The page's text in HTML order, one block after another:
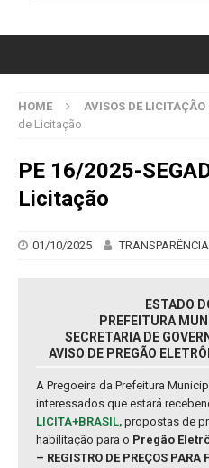
HOME AVISOS DE LICITAÇÃO
de Licitação
PE 16/2025-
Licitação
01/10/2025
ESTADO
PREFEITURA
SECRETARIA DE
AVISO DE PREGÃO
A Pregoeira da Prefeitura
interessados que estará
LICITA+BRASIL, propostas de
habilitação para o Pregão
– REGISTRO DE PREÇOS PARA